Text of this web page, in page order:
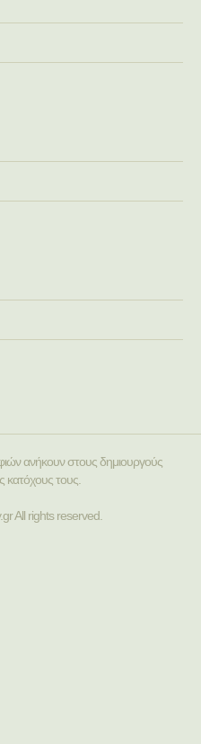
ανήκουν στους δημιουργούς
κατόχους τους.
All rights reserved.